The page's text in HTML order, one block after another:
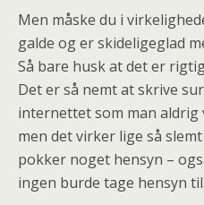
Men måske du i
galde og er skideligeglad
Så bare husk at det er
Det er så nemt at skrive
internettet som man aldrig
men det virker lige så
pokker noget hensyn –
ingen burde tage hensyn